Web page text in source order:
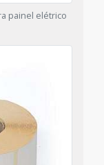
painel elétrico